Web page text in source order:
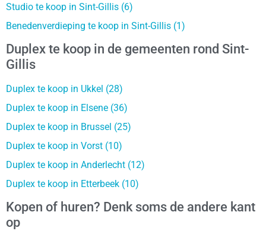
Studio te koop in Sint-Gillis (6)
Benedenverdieping te koop in Sint-Gillis (1)
Duplex te koop in de gemeenten rond Sint-
Gillis
Duplex te koop in Ukkel (28)
Duplex te koop in Elsene (36)
Duplex te koop in Brussel (25)
Duplex te koop in Vorst (10)
Duplex te koop in Anderlecht (12)
Duplex te koop in Etterbeek (10)
Kopen of huren? Denk soms de andere kant
op